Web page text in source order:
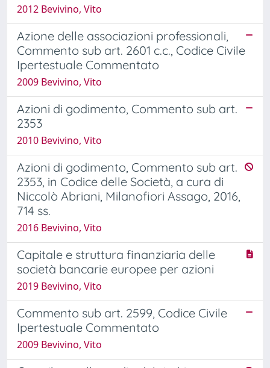
2012 Bevivino, Vito
Azione delle associazioni professionali,
Commento sub art. 2601 c.c., Codice Civile
Ipertestuale Commentato
2009 Bevivino, Vito
Azioni di godimento, Commento sub art.
2353
2010 Bevivino, Vito
Azioni di godimento, Commento sub art.
2353, in Codice delle Società, a cura di
Niccolò Abriani, Milanofiori Assago, 2016,
714 ss.
2016 Bevivino, Vito
Capitale e struttura finanziaria delle
società bancarie europee per azioni
2019 Bevivino, Vito
Commento sub art. 2599, Codice Civile
Ipertestuale Commentato
2009 Bevivino, Vito